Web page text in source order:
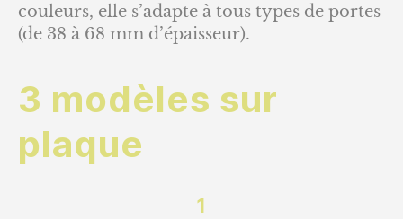
couleurs, elle s’adapte à tous types de portes
(de 38 à 68 mm d’épaisseur).
3 modèles sur
plaque
1